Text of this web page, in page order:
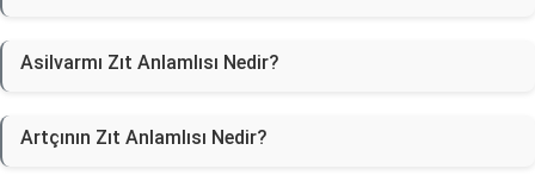
Asilvarmı Zıt Anlamlısı Nedir?
Artçının Zıt Anlamlısı Nedir?